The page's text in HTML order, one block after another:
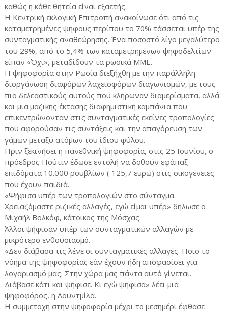
καθώς η κάθε θητεία είναι εξαετής.
Η Κεντρική εκλογική Επιτροπή ανακοίνωσε ότι από τις
καταμετρημένες ψήφους περίπου το 70% τάσσεται υπέρ της
συνταγματικής αναθεώρησης. Ένα ποσοστό λίγο μεγαλύτερο
του 29%, από το 5,4% των καταμετρημένων ψηφοδελτίων
είπαν «Όχι», μεταδίδουν τα ρωσικά ΜΜΕ.
Η ψηφοφορία στην Ρωσία διεξήχθη με την παράλληλη
διοργάνωση διαφόρων λαχειοφόρων διαγωνισμών, με τους
πιο δελεαστικούς αυτούς που κλήρωναν διαμερίσματα, αλλά
και μια μαζικής έκτασης διαφημιστική καμπάνια που
επικεντρώνονταν στις συνταγματικές εκείνες τροπολογίες
που αφορούσαν τις συντάξεις και την απαγόρευση των
γάμων μεταξύ ατόμων του ίδιου φύλου.
Πριν ξεκινήσει η πανεθνική ψηφοφορία, στις 25 Ιουνίου, ο
πρόεδρος Πούτιν έδωσε εντολή να δοθούν εφάπαξ
επιδόματα 10.000 ρουβλίων ( 125,7 ευρώ) στις οικογένειες
που έχουν παιδιά.
«Ψήφισα υπέρ των τροπολογιών στο σύνταγμα.
Χρειαζόμαστε ριζικές αλλαγές, εγώ είμαι υπέρ» δήλωσε ο
Μιχαήλ Βολκόφ, κάτοικος της Μόσχας.
Άλλοι ψήφισαν υπέρ των συνταγματικών αλλαγών με
μικρότερο ενθουσιασμό.
«Δεν διάβασα τις λένε οι συνταγματικές αλλαγές. Ποιο το
νόημα της ψηφοφορίας εάν έχουν ήδη αποφασίσει για
λογαριασμό μας. Στην χώρα μας πάντα αυτό γίνεται.
Διάβασε κάτι και ψήφισε. Κι εγώ ψήφισα» λέει μια
ψηφοφόρος, η Λουντμίλα.
Η συμμετοχή στην ψηφοφορία μέχρι το μεσημέρι έφθασε